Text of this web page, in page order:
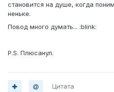
становится на душе, когда
неньке.
Повод много думать... :blink:
P.S. Плюсанул.
Цитата